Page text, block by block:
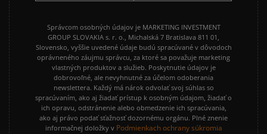
Správcom osobných údajov je MARKETING INVESTMENT
GROUP SLOVAKIA s. r. o., Michalská 7 Bratislava 811 01,
Slovensko, vyššie uvedené údaje budú spracúvané v dôvodoch
oprávneného záujmu správcu, za ktoré sa považuje marketing
vlastných produktov a služieb. Poskytnutie údajov je
dobrovoľné, ale nevyhnutné za účelom odoberania
newslettera. Každý má nárok odvolať svoj súhlas so
spracúvaním, ako aj žiadať prístup k osobným údajom, žiadať o
ich opravu, odstránenie alebo obmedzenie ich spracúvania,
ako aj právo podať sťažnosť dozornému orgánu. Plné znenie
informačnej doložky v Podmienkach ochrany súkromia